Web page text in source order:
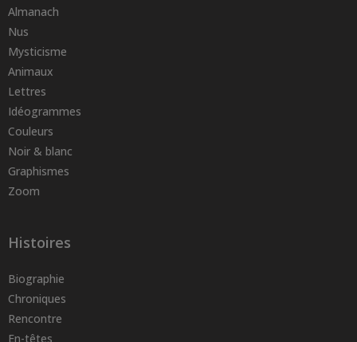
Almanach
Nus
Mysticisme
Animaux
Lettres
Idéogrammes
Couleurs
Noir & blanc
Graphismes
Zoom
Histoires
Biographie
Chroniques
Rencontre
En-têtes